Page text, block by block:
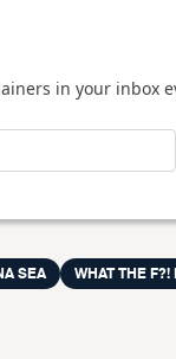
in your inbox
SEA WHAT THE